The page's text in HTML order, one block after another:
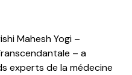
Mahesh Yogi –
– a
experts de la médecine